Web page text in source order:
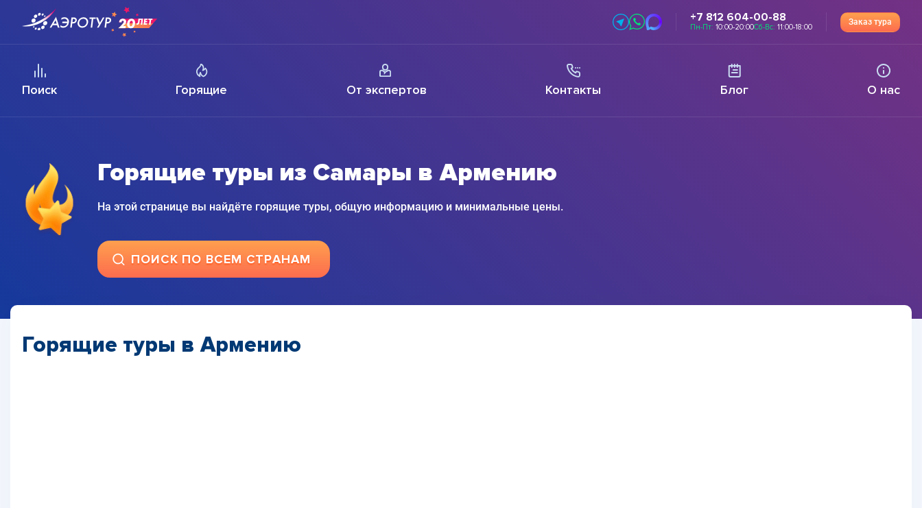
+7 812 604-00-88
Пн-Пт: 10:00-20:00Сб-Вс: 11:00-18:00
Заказ тура
Поиск Горящие От экспертов Контакты Блог О нас
Горящие туры из Самары в Армению
На этой странице вы найдёте горящие туры, общую информацию и минимальные цены.
ПОИСК ПО ВСЕМ СТРАНАМ
Горящие туры в Армению